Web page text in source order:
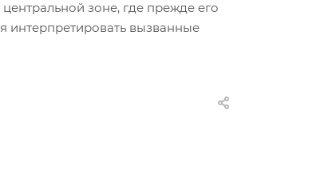
зоне, где прежде его
интерпретировать вызванные